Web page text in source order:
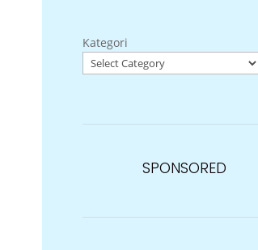
Kategori
SPONSORED